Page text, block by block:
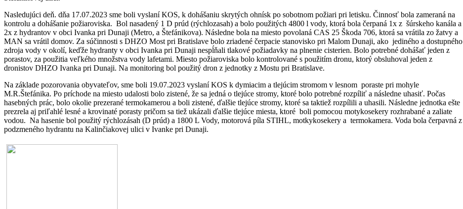
Nasledujúci deň. dňa 17.07.2023 sme boli vyslaní KOS, k dohášaniu skrytých ohnísk po sobotnom požiari pri letisku. Činnosť bola zameraná na
kontrolu a dohášanie požiaroviska. Bol nasadený 1 D prúd (rýchlozasah) a bolo použitých 4800 l vody, ktorá bola čerpaná 1x z šúrskeho kanála a
2x z hydrantov v obci Ivanka pri Dunaji (Metro, a Štefánikova). Následne bola na miesto povolaná CAS 25 Škoda 706, ktorá sa vrátila zo žatvy a
MAN sa vrátil domov. Za súčinnosti s DHZO Most pri Bratislave bolo zriadené čerpacie stanovisko pri Malom Dunaji, ako jediného a dostupného
zdroja vody v okolí, keďže hydranty v obci Ivanka pri Dunaji nespĺňali tlakové požiadavky na plnenie cisterien. Bolo potrebné dohášať jeden z
porastov, za použitia veľkého množstva vody lafetami. Miesto požiaroviska bolo kontrolované s použitím dronu, ktorý obsluhoval jeden z
dronistov DHZO Ivanka pri Dunaji. Na monitoring bol použitý dron z jednotky z Mostu pri Bratislave.
Na základe pozorovania obyvateľov, sme boli 19.07.2023 vyslaní KOS k dymiacim a tlejúcim stromom v lesnom poraste pri mohyle
M.R.Štefánika. Po príchode na miesto udalosti bolo zistené, že sa jedná o tlejúce stromy, ktoré bolo potrebné rozpíliť a následne uhasiť. Počas
hasebných prác, bolo okolie prezerané termokamerou a boli zistené, ďalšie tlejúce stromy, ktoré sa taktiež rozpílili a uhasili. Následne jednotka ešte
prezrela aj priľahlé lesné a krovinaté porasty pričom sa tiež ukázali ďalšie tlejúce miesta, ktoré boli pomocou motykosekery rozhrabané a zaliate
vodou. Na hasenie bol použitý rýchlozásah (D prúd) a 1800 L Vody, motorová píla STIHL, motkykosekery a termokamera. Voda bola čerpavná z
podzmeného hydrantu na Kalinčiakovej ulici v Ivanke pri Dunaji.